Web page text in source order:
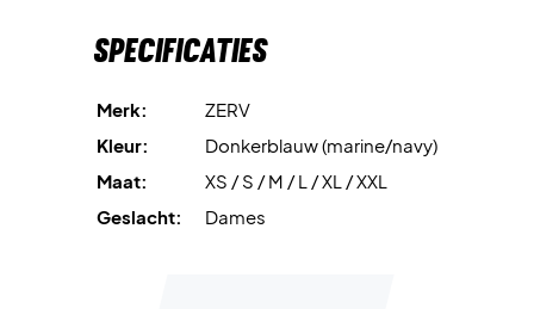
Materiaal: 80% Katoen, 20% Polyester
Specificaties
Merk:
ZERV
Kleur:
Donkerblauw (marine/navy)
Maat:
XS / S / M / L / XL / XXL
Geslacht:
Dames